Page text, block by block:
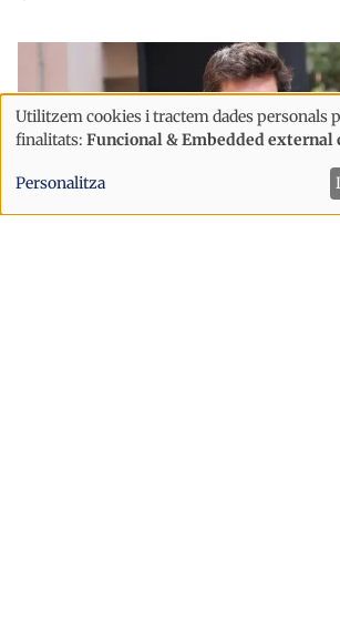
Ús
de
dades
Utilitzem cookies i tractem dades personals
finalitats: Funcional & Embedded external
Personalitza